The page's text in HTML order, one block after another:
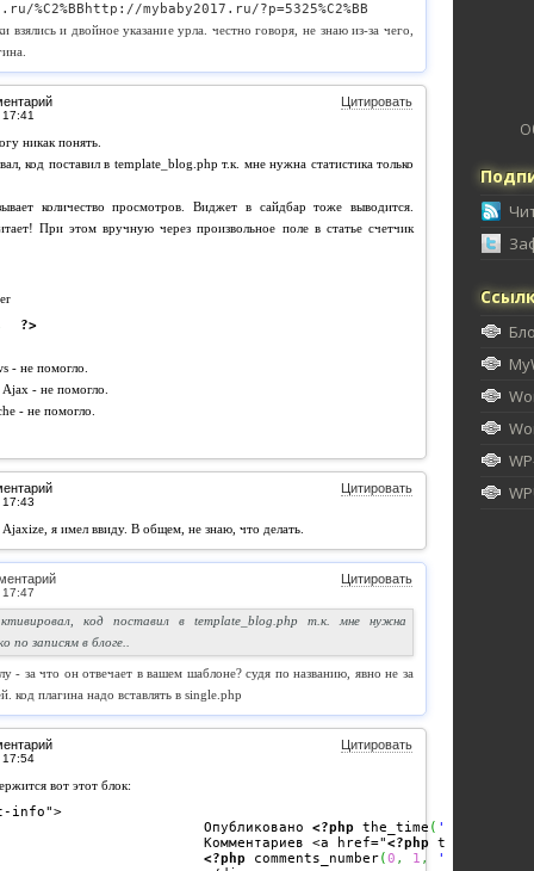
%C2%BBhttp://mybaby2017.ru/?p=5325%C2%BB
взялись и двойное указание урла. честно говоря, не знаю из-за чего,
Цитировать
никак понять.
код поставил в template_blog.php т.к. мне нужна статистика только
количество просмотров. Виджет в сайдбар тоже выводится.
При этом вручную через произвольное поле в статье счетчик
?>
- не помогло.
- не помогло.
- не помогло.
Цитировать
я имел ввиду. В общем, не знаю, что делать.
Цитировать
код поставил в template_blog.php т.к. мне нужна
по записям в блоге..
- за что он отвечает в вашем шаблоне? судя по названию, явно не за
код плагина надо вставлять в single.php
Цитировать
вот этот блок:
info">
					Опубликовано
<?php the_time ( 'j'
					Комментариев <a href="
<?php
<?php comments_number(0 , 1 , '%'